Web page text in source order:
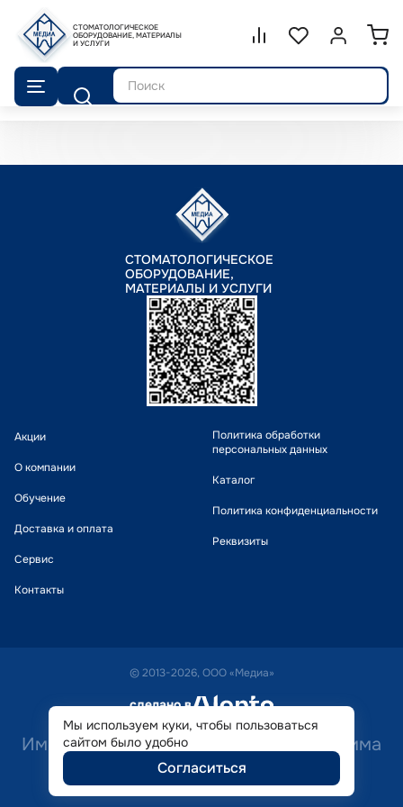
СТОМАТОЛОГИЧЕСКОЕ
ОБОРУДОВАНИЕ, МАТЕРИАЛЫ
И УСЛУГИ
Сравнение.
СписокВойти или
Поиск
СТОМАТОЛОГИЧЕСКОЕ
ОБОРУДОВАНИЕ,
МАТЕРИАЛЫ И УСЛУГИ
Акции
О компании
Обучение
Доставка и оплата
Сервис
Контакты
Политика обработки
персональных данных
Каталог
Политика конфиденциальности
Реквизиты
© 2013-2026, ООО «Медиа»
сделано в alente
Имеются противопоказания. Необходима
консультация специалиста.
Мы используем куки, чтобы пользоваться
сайтом было удобно
Согласиться